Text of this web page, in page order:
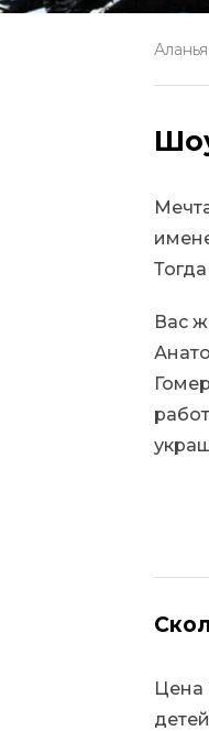
Аланья
Вас
Цена